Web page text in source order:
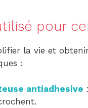
pour
la vie et
:
antiadhesive